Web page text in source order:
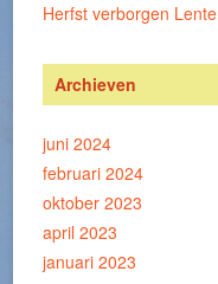
Herfst verborgen Lente
Archieven
juni 2024
februari 2024
oktober 2023
april 2023
januari 2023